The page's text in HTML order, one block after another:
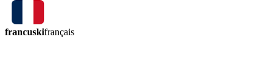
francuskifrançais